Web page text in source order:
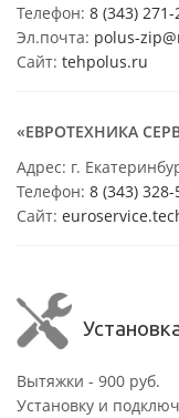
Телефон: 8 (343) 271-
Эл.почта: polus-
Сайт: tehpolus.ru
«ЕВРОТЕХНИКА
Адрес: г.
Телефон: 8 (343)
Сайт:
Вытяжки - 900 руб.
Установку и